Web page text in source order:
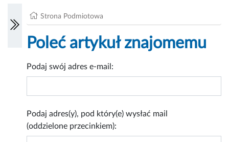
Strona Podmiotowa
Poleć artykuł znajomemu
Podaj swój adres e-mail:
Podaj adres(y), pod który(e) wysłać mail
(oddzielone przecinkiem):